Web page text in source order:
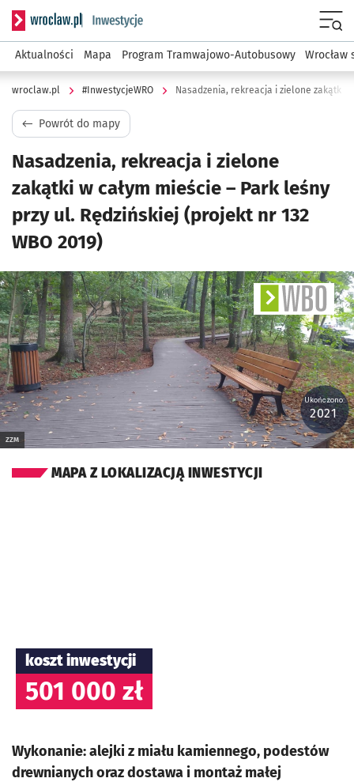
Serwis informacyjny wroclaw.pl podserwis:
Aktualności Mapa Program Tramwajowo-Autobusowy Wrocław
wroclaw.pl #InwestycjeWRO
Powrót do mapy
Nasadzenia, rekreacja i zielone
zakątki w całym mieście – Park leśny
przy ul. Rędzińskiej (projekt nr 132
WBO 2019)
ZZM
Ukończono:
2021
MAPA Z LOKALIZACJĄ INWESTYCJI
koszt inwestycji
501 000 zł
Wykonanie: alejki z miału kamiennego, podestów
drewnianych oraz dostawa i montaż małej